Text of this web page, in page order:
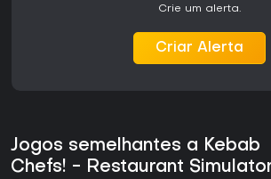
Crie um alerta.
Criar Alerta
Jogos semelhantes a Kebab
Chefs! - Restaurant